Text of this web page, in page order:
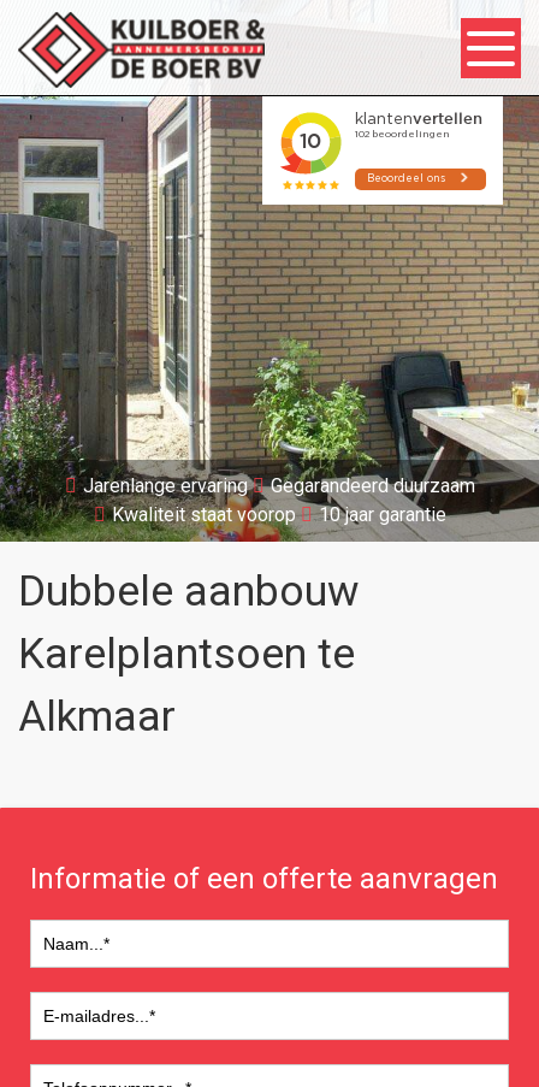
Jarenlange ervaring
Gegarandeerd duurzaam
Kwaliteit staat voorop
10 jaar garantie
Dubbele aanbouw
Karelplantsoen te
Alkmaar
Informatie of een offerte aanvragen